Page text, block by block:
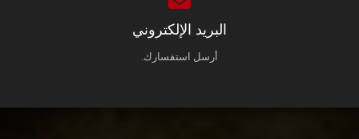
البريد الإلكتروني
أرسل استفسارك.